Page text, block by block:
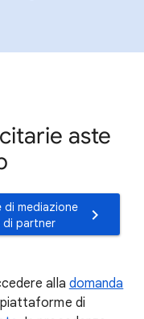
aste
di mediazione
di partner
alla domanda
di